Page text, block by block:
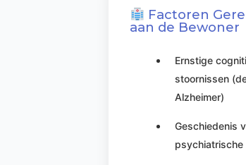
Factoren
aan de Bewoner
Ernstige
stoornissen
Alzheimer)
Geschiedenis
psychiatrische